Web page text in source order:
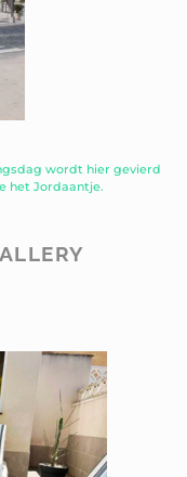
wordt hier gevierd
het Jordaantje.